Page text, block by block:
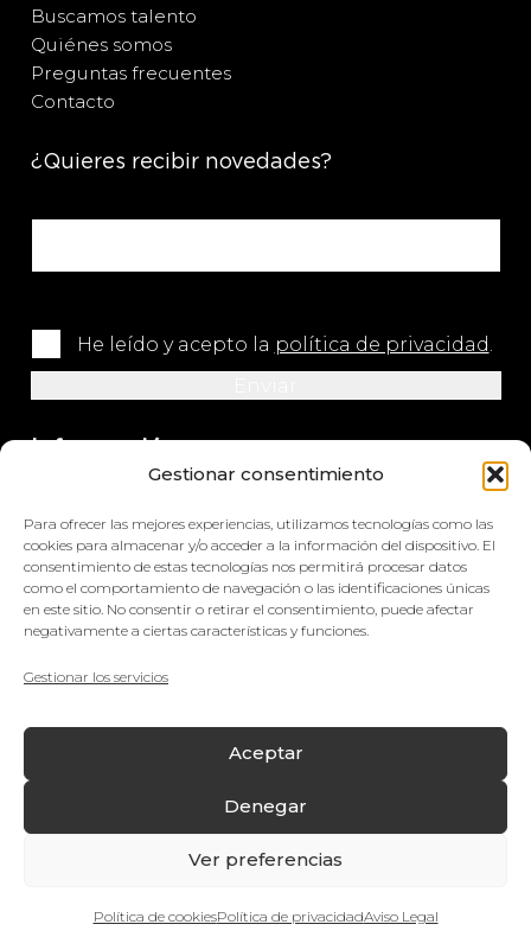
Gestionar consentimiento
Para ofrecer las mejores experiencias, utilizamos tecnologías como las
cookies para almacenar y/o acceder a la información del dispositivo. El
consentimiento de estas tecnologías nos permitirá procesar datos
como el comportamiento de navegación o las identificaciones únicas
en este sitio. No consentir o retirar el consentimiento, puede afectar
negativamente a ciertas características y funciones.
Gestionar los servicios
Aceptar
Denegar
Ver preferencias
Política de cookiesPolítica de privacidadAviso Legal
Buscamos talento
Quiénes somos
Preguntas frecuentes
Contacto
¿Quieres recibir novedades?
He leído y acepto la política de privacidad.
Información
info@impretex.com
Síguenos en redes sociales
Política de cookies
Política de Compras y Devoluciones